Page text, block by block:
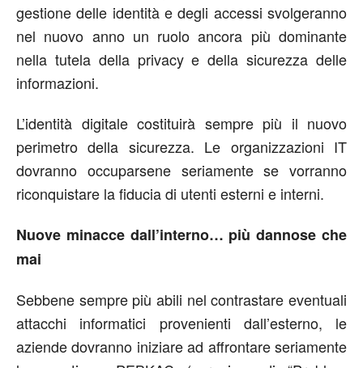
gestione delle identità e degli accessi svolgeranno
nel nuovo anno un ruolo ancora più dominante
nella tutela della privacy e della sicurezza delle
informazioni.
L’identità digitale costituirà sempre più il nuovo
perimetro della sicurezza. Le organizzazioni IT
dovranno occuparsene seriamente se vorranno
riconquistare la fiducia di utenti esterni e interni.
Nuove minacce dall’interno… più dannose che
mai
Sebbene sempre più abili nel contrastare eventuali
attacchi informatici provenienti dall’esterno, le
aziende dovranno iniziare ad affrontare seriamente